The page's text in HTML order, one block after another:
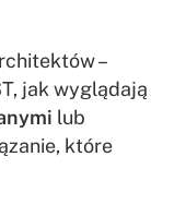
–
jak wyglądają
lub
które